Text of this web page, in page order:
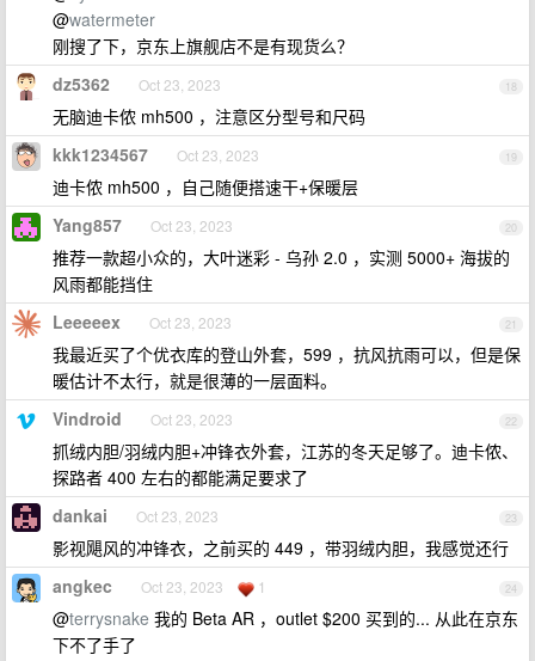
@watermeter
刚搜了下，京东上旗舰店不是有现货么？
18
dz5362 Oct 23, 2023
无脑迪卡侬 mh500 ，注意区分型号和尺码
19
kkk1234567 Oct 23, 2023
迪卡侬 mh500 ，自己随便搭速干+保暖层
20
Yang857 Oct 23, 2023
推荐一款超小众的，大叶迷彩 - 乌孙 2.0 ，实测 5000+ 海拔的
风雨都能挡住
21
Leeeeex Oct 23, 2023
我最近买了个优衣库的登山外套，599 ，抗风抗雨可以，但是保
暖估计不太行，就是很薄的一层面料。
22
Vindroid Oct 23, 2023
抓绒内胆/羽绒内胆+冲锋衣外套，江苏的冬天足够了。迪卡侬、
探路者 400 左右的都能满足要求了
23
dankai Oct 23, 2023
影视飓风的冲锋衣，之前买的 449 ，带羽绒内胆，我感觉还行
24
angkec Oct 23, 2023 1
@terrysnake 我的 Beta AR ，outlet $200 买到的... 从此在京东
下不了手了